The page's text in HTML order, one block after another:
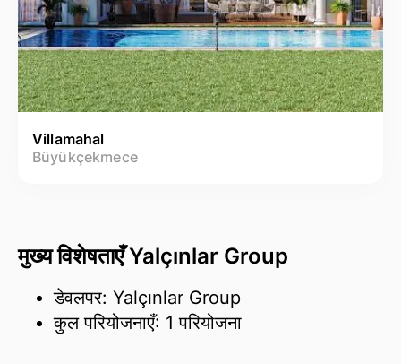
Villamahal
Büyükçekmece
मुख्य विशेषताएँ Yalçınlar Group
डेवलपर: Yalçınlar Group
कुल परियोजनाएँ: 1 परियोजना